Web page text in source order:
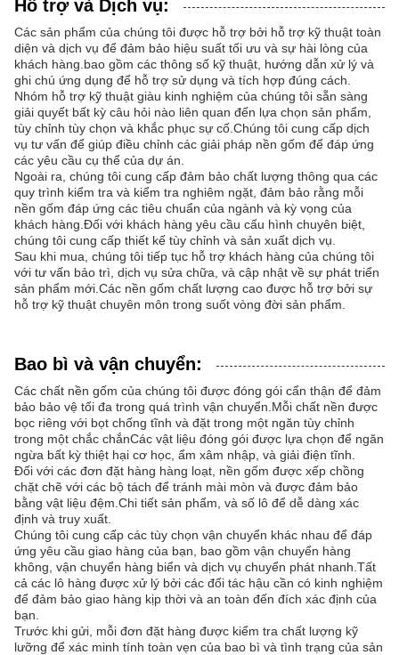
Hỗ trợ và Dịch vụ:
Các sản phẩm của chúng tôi được hỗ trợ bởi hỗ trợ kỹ thuật toàn
diện và dịch vụ để đảm bảo hiệu suất tối ưu và sự hài lòng của
khách hàng.bao gồm các thông số kỹ thuật, hướng dẫn xử lý và
ghi chú ứng dụng để hỗ trợ sử dụng và tích hợp đúng cách.
Nhóm hỗ trợ kỹ thuật giàu kinh nghiệm của chúng tôi sẵn sàng
giải quyết bất kỳ câu hỏi nào liên quan đến lựa chọn sản phẩm,
tùy chỉnh tùy chọn và khắc phục sự cố.Chúng tôi cung cấp dịch
vụ tư vấn để giúp điều chỉnh các giải pháp nền gốm để đáp ứng
các yêu cầu cụ thể của dự án.
Ngoài ra, chúng tôi cung cấp đảm bảo chất lượng thông qua các
quy trình kiểm tra và kiểm tra nghiêm ngặt, đảm bảo rằng mỗi
nền gốm đáp ứng các tiêu chuẩn của ngành và kỳ vọng của
khách hàng.Đối với khách hàng yêu cầu cấu hình chuyên biệt,
chúng tôi cung cấp thiết kế tùy chỉnh và sản xuất dịch vụ.
Sau khi mua, chúng tôi tiếp tục hỗ trợ khách hàng của chúng tôi
với tư vấn bảo trì, dịch vụ sửa chữa, và cập nhật về sự phát triển
sản phẩm mới.Các nền gốm chất lượng cao được hỗ trợ bởi sự
hỗ trợ kỹ thuật chuyên môn trong suốt vòng đời sản phẩm.
Bao bì và vận chuyển:
Các chất nền gốm của chúng tôi được đóng gói cẩn thận để đảm
bảo bảo vệ tối đa trong quá trình vận chuyển.Mỗi chất nền được
bọc riêng với bọt chống tĩnh và đặt trong một ngăn tùy chỉnh
trong một chắc chắnCác vật liệu đóng gói được lựa chọn để ngăn
ngừa bất kỳ thiệt hại cơ học, ẩm xâm nhập, và giải điện tĩnh.
Đối với các đơn đặt hàng hàng loạt, nền gốm được xếp chồng
chặt chẽ với các bộ tách để tránh mài mòn và được đảm bảo
bằng vật liệu đệm.Chi tiết sản phẩm, và số lô để dễ dàng xác
định và truy xuất.
Chúng tôi cung cấp các tùy chọn vận chuyển khác nhau để đáp
ứng yêu cầu giao hàng của bạn, bao gồm vận chuyển hàng
không, vận chuyển hàng biển và dịch vụ chuyển phát nhanh.Tất
cả các lô hàng được xử lý bởi các đối tác hậu cần có kinh nghiệm
để đảm bảo giao hàng kịp thời và an toàn đến đích xác định của
bạn.
Trước khi gửi, mỗi đơn đặt hàng được kiểm tra chất lượng kỹ
lưỡng để xác minh tính toàn vẹn của bao bì và tình trạng của sản